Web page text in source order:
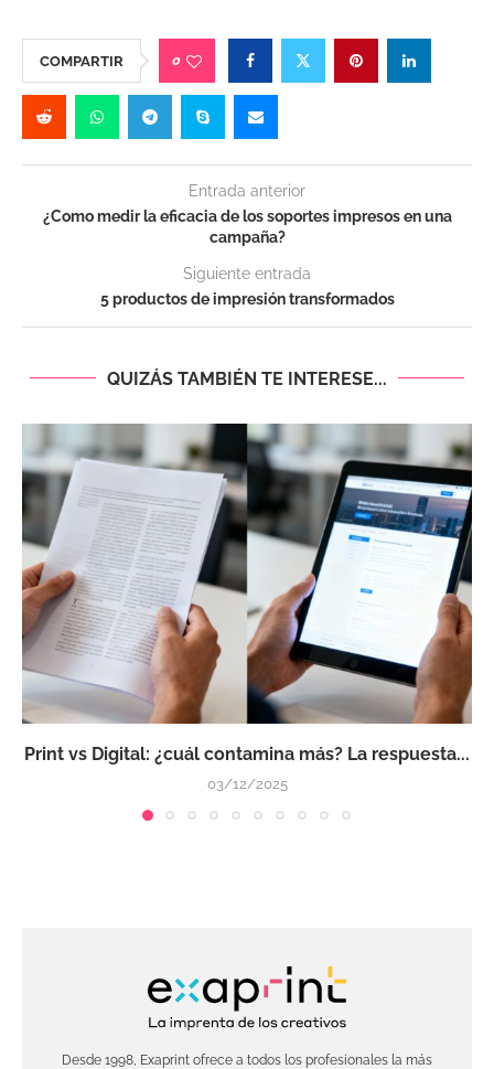
COMPARTIR 0
Entrada anterior
¿Como medir la eficacia de los soportes impresos en una
campaña?
Siguiente entrada
5 productos de impresión transformados
QUIZÁS TAMBIÉN TE INTERESE...
Print vs Digital: ¿cuál contamina más? La respuesta...
03/12/2025
Desde 1998, Exaprint ofrece a todos los profesionales la más